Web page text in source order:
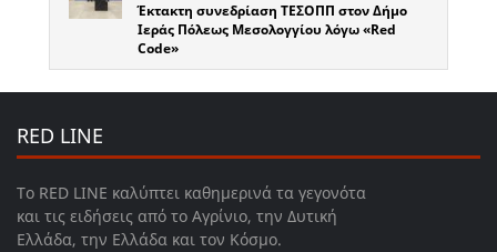
Έκτακτη συνεδρίαση ΤΕΣΟΠΠ στον Δήμο
Ιεράς Πόλεως Μεσολογγίου λόγω «Red
Code»
RED LINE
Το RED LINE καλύπτει καθημερινά τα γεγονότα
και τις ειδήσεις από το Αγρίνιο, την Δυτική
Ελλάδα, την Ελλάδα και τον Κόσμο.